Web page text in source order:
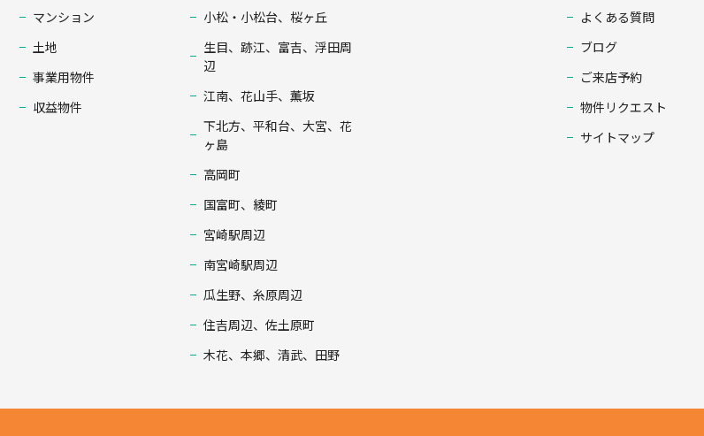
マンション
土地
事業用物件
収益物件
小松・小松台、桜ヶ丘
生目、跡江、富吉、浮田周
辺
江南、花山手、薫坂
下北方、平和台、大宮、花
ヶ島
高岡町
国富町、綾町
宮崎駅周辺
南宮崎駅周辺
瓜生野、糸原周辺
住吉周辺、佐土原町
木花、本郷、清武、田野
よくある質問
ブログ
ご来店予約
物件リクエスト
サイトマップ